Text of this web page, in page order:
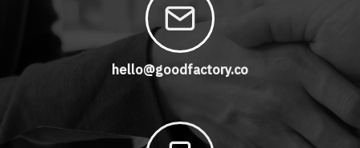
hello@goodfactory.co